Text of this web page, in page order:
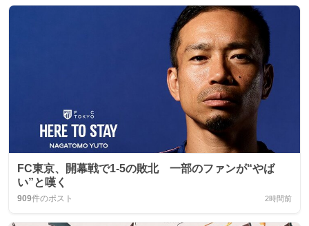
FC東京、開幕戦で1-5の敗北 一部のファンが“やば
い”と嘆く
909件のポスト 2時間前